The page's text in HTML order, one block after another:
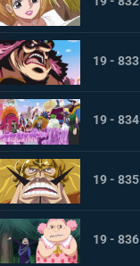
19 - 833
19 - 834
19 - 835
19 - 836